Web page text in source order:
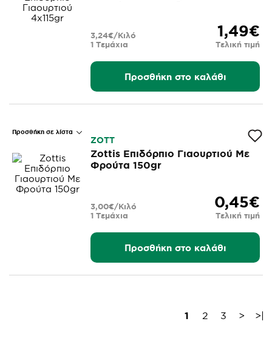
1,49€
Τελική τιμή
1 Τεμάχια
3,24€/Κιλό
Προσθήκη στο καλάθι
Προσθήκη σε λίστα
ZOTT
Zottis Επιδόρπιο Γιαουρτιού Με
Φρούτα 150gr
0,45€
Τελική τιμή
1 Τεμάχια
3,00€/Κιλό
Προσθήκη στο καλάθι
1 2 3 > >|